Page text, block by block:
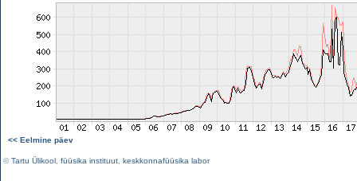
<< Eelmine päev
©Tartu Ülikool füüsika instituut keskkonnafüüsika labor